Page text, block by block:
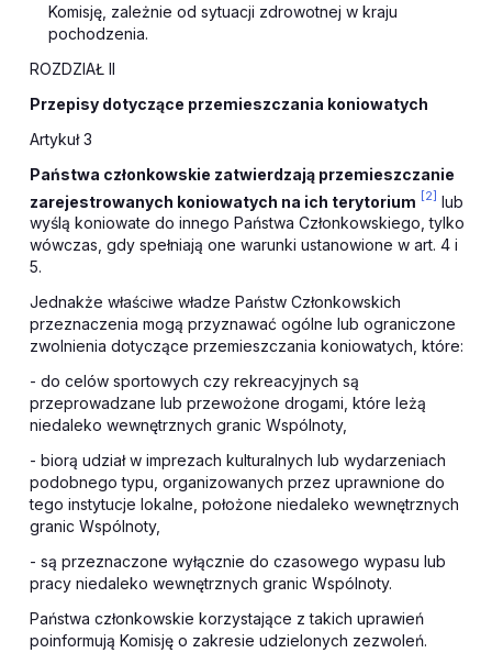
Komisję, zależnie od sytuacji zdrowotnej w kraju
pochodzenia.
ROZDZIAŁ II
Przepisy dotyczące przemieszczania koniowatych
Artykuł 3
Państwa członkowskie zatwierdzają przemieszczanie
zarejestrowanych koniowatych na ich terytorium [2] lub
wyślą koniowate do innego Państwa Członkowskiego, tylko
wówczas, gdy spełniają one warunki ustanowione w art. 4 i
5.
Jednakże właściwe władze Państw Członkowskich
przeznaczenia mogą przyznawać ogólne lub ograniczone
zwolnienia dotyczące przemieszczania koniowatych, które:
- do celów sportowych czy rekreacyjnych są
przeprowadzane lub przewożone drogami, które leżą
niedaleko wewnętrznych granic Wspólnoty,
- biorą udział w imprezach kulturalnych lub wydarzeniach
podobnego typu, organizowanych przez uprawnione do
tego instytucje lokalne, położone niedaleko wewnętrznych
granic Wspólnoty,
- są przeznaczone wyłącznie do czasowego wypasu lub
pracy niedaleko wewnętrznych granic Wspólnoty.
Państwa członkowskie korzystające z takich uprawień
poinformują Komisję o zakresie udzielonych zezwoleń.